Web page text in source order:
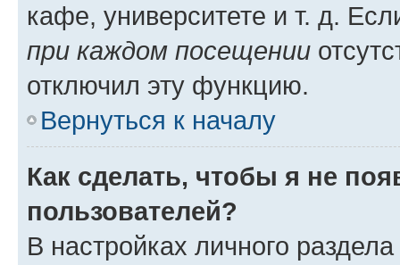
кафе, университете и т. д.
при каждом посещении
отключил эту функцию.
Вернуться к началу
Как сделать, чтобы я не
пользователей?
В настройках личного